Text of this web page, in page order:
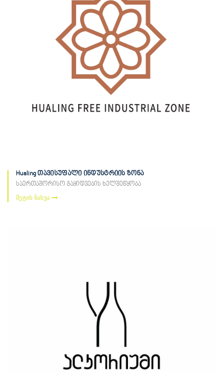
Hualing თავისუფალი ინდუსტრიის ზონა
საერთაშორისო გაყიდვების ხელშეწყობა
მეტის ნახვა